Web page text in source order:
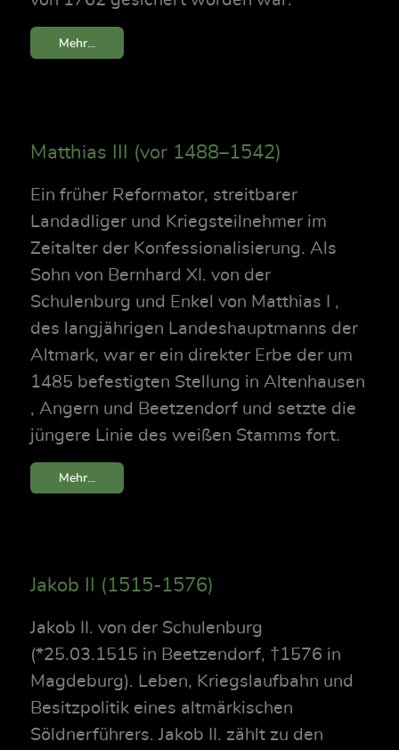
Mehr...
Matthias III (vor 1488–1542)
Ein früher Reformator, streitbarer
Landadliger und Kriegsteilnehmer im
Zeitalter der Konfessionalisierung. Als
Sohn von Bernhard XI. von der
Schulenburg und Enkel von Matthias I ,
des langjährigen Landeshauptmanns der
Altmark, war er ein direkter Erbe der um
1485 befestigten Stellung in Altenhausen
, Angern und Beetzendorf und setzte die
jüngere Linie des weißen Stamms fort.
Mehr...
Jakob II (1515-1576)
Jakob II. von der Schulenburg
(*25.03.1515 in Beetzendorf, †1576 in
Magdeburg). Leben, Kriegslaufbahn und
Besitzpolitik eines altmärkischen
Söldnerführers. Jakob II. zählt zu den